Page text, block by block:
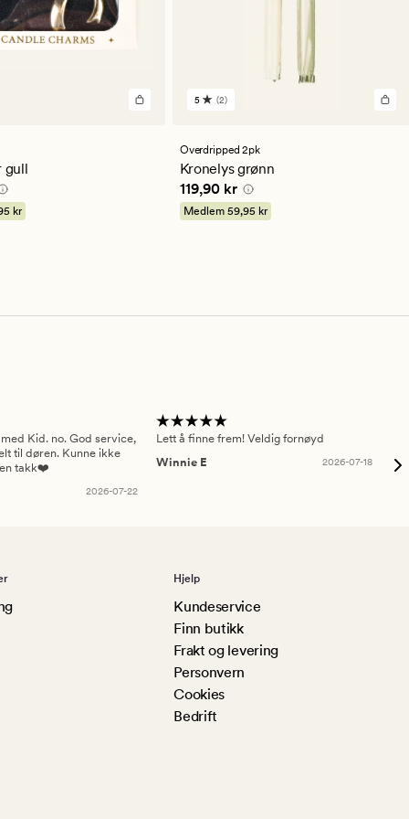
gull
kr
2
en
gjennomsnittlig
vurdering
på
5
5 (2)
Overdripped 2pk
Kronelys grønn
Pris 119,90 kr
119,90 kr
Medlem 59,95 kr
Kid. no. God service,
til døren. Kunne ikke
takk❤️
2026-07-22
Lett å finne frem! Veldig fornøyd
Winnie E
2026-07-18
Hjelp
Kundeservice
Finn butikk
Frakt og levering
Personvern
Cookies
Bedrift